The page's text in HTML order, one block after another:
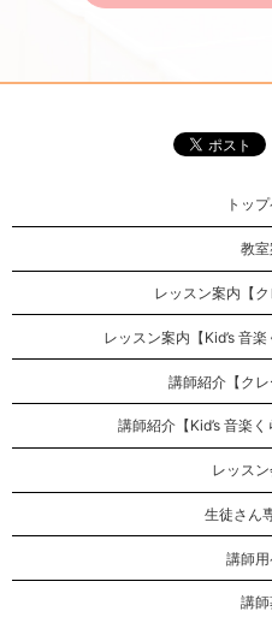
トッ
教
レッスン案内【ク
レッスン案内【Kid’s 音
講師紹介【クレ
講師紹介【Kid’s 音楽く
レッス
生徒さん
講師
講